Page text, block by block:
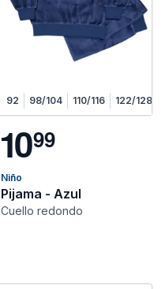
92 98/104 110/116 122/128
1099
Niño
Pijama - Azul
Cuello redondo